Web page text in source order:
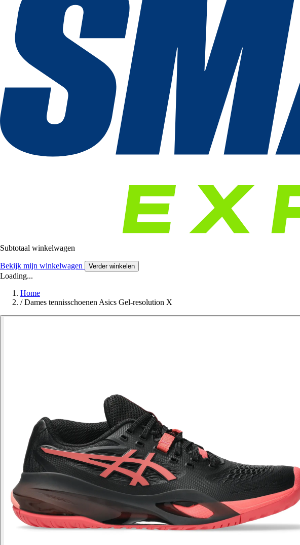
Subtotaal winkelwagen
Bekijk mijn winkelwagen Verder winkelen
Loading...
Home
/ Dames tennisschoenen Asics Gel-resolution X